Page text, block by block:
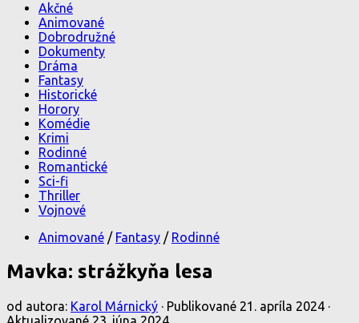
Akčné
Animované
Dobrodružné
Dokumenty
Dráma
Fantasy
Historické
Horory
Komédie
Krimi
Rodinné
Romantické
Sci-fi
Thriller
Vojnové
Animované / Fantasy / Rodinné
Mavka: strážkyňa lesa
od autora: Karol Márnický · Publikované 21. apríla 2024 ·